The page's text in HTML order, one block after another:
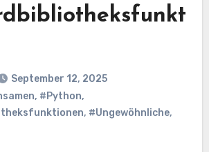
September 12, 2025
, #Python,
, #Ungewöhnliche,